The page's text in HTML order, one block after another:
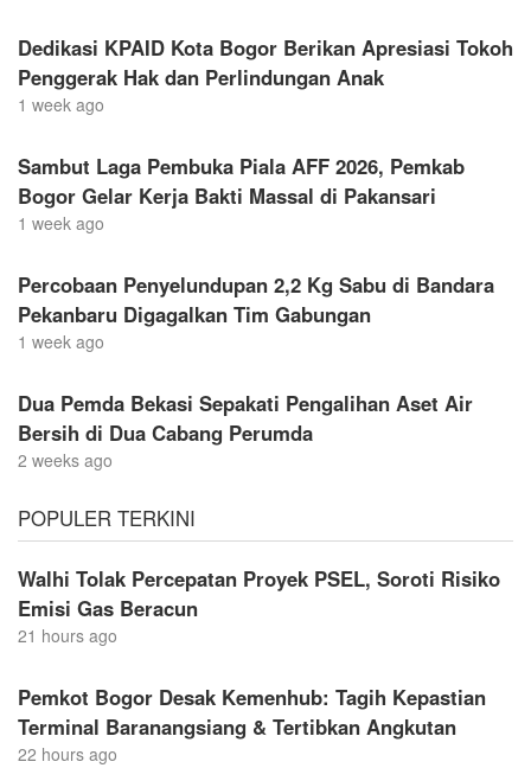
Dedikasi KPAID Kota Bogor Berikan Apresiasi Tokoh
Penggerak Hak dan Perlindungan Anak
1 week ago
Sambut Laga Pembuka Piala AFF 2026, Pemkab
Bogor Gelar Kerja Bakti Massal di Pakansari
1 week ago
Percobaan Penyelundupan 2,2 Kg Sabu di Bandara
Pekanbaru Digagalkan Tim Gabungan
1 week ago
Dua Pemda Bekasi Sepakati Pengalihan Aset Air
Bersih di Dua Cabang Perumda
2 weeks ago
POPULER TERKINI
Walhi Tolak Percepatan Proyek PSEL, Soroti Risiko
Emisi Gas Beracun
21 hours ago
Pemkot Bogor Desak Kemenhub: Tagih Kepastian
Terminal Baranangsiang & Tertibkan Angkutan
22 hours ago